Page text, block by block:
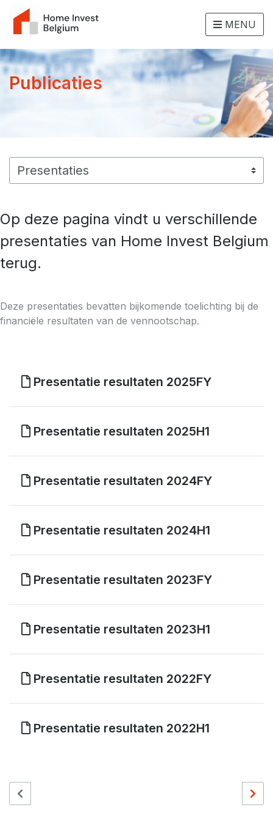
MENU
Publicaties
Op deze pagina vindt u verschillende
presentaties van Home Invest Belgium
terug.
Deze presentaties bevatten bijkomende toelichting bij de
financiële resultaten van de vennootschap.
Presentatie resultaten 2025FY
Presentatie resultaten 2025H1
Presentatie resultaten 2024FY
Presentatie resultaten 2024H1
Presentatie resultaten 2023FY
Presentatie resultaten 2023H1
Presentatie resultaten 2022FY
Presentatie resultaten 2022H1